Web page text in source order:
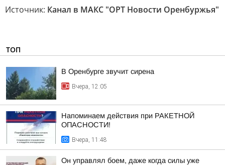
Источник: Канал в МАКС "ОРТ Новости Оренбуржья"
ТОП
В Оренбурге звучит сирена
Вчера, 12:05
Напоминаем действия при РАКЕТНОЙ
ОПАСНОСТИ!
Вчера, 11:48
Он управлял боем, даже когда силы уже